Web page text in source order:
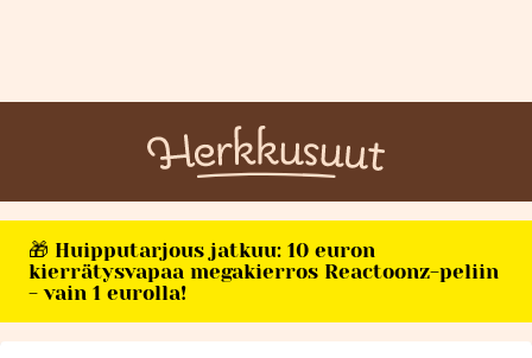
🎁 Huipputarjous jatkuu: 10 euron
kierrätysvapaa megakierros Reactoonz-peliin
- vain 1 eurolla!